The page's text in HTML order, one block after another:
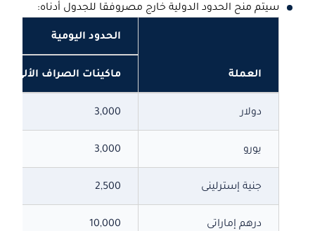
سيتم منح الحدود الدولية خارج مصروفقا للجدول أدناه:
العملة
الحدود اليومية
ماكينات الصراف الألي
دولار 3,000
يورو 3,000
جنية إسترلينى 2,500
درهم إماراتى 10,000